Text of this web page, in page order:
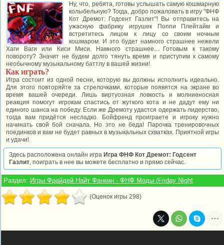
Ну, что, ребята, готовы услышать самую кошмарную
колыбельную? Тогда, добро пожаловать в игру "ФНФ
Кот Дремот: Годсент Газлит"! Вы отправитесь на
ужасную фабрику игрушек Поппи Плейтайм и
встретитесь лицом к лицу со своим ночным
кошмаром. И это будет намного страшнее нежели
Хаги Ваги или Киси Миси. Намного страшнее... Готовым к такому
повороту? Значит не будем долго тянуть время и приступим к самому
необычному музыкальному баттлу в вашей жизни!
Как играть?
Игра состоит из одной песни, которую вы должны исполнить идеально.
Для этого повторяйте за стрелочками, которые появятся на экране во
время вашей очереди. Лишь виртуозная ловкость и молниеносная
реакция помогут игрокам спастись от жуткого кота и не дадут ему ни
единого шанса на победу. Если же Дремоту удастся одержать лидерство,
тогда вам придётся несладко. Бойфренд проиграете и игроку нужно
начинать свой бой сначала. Но это не беда! Парочка тренировочных
поединков и вам не будет равных в музыкальных схватках. Приятной игры
и удачи!
Здесь расположена онлайн игра Игра ФНФ Кот Дремот: Годсент
Газлит, поиграть в нее вы можете бесплатно и прямо сейчас.
Раздел: Игры Фрайдей Найт Фанкин · ФНФ Моды (Friday Night
(Оценок игры 298)